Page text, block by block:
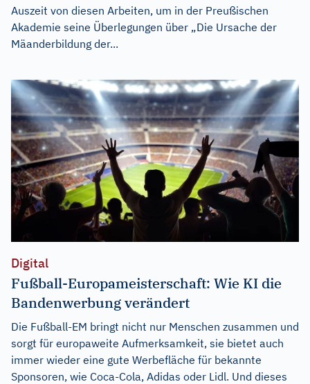
Auszeit von diesen Arbeiten, um in der Preußischen
Akademie seine Überlegungen über „Die Ursache der
Mäanderbildung der...
Digital
Fußball-Europameisterschaft: Wie KI die
Bandenwerbung verändert
Die Fußball-EM bringt nicht nur Menschen zusammen und
sorgt für europaweite Aufmerksamkeit, sie bietet auch
immer wieder eine gute Werbefläche für bekannte
Sponsoren, wie Coca-Cola, Adidas oder Lidl. Und dieses